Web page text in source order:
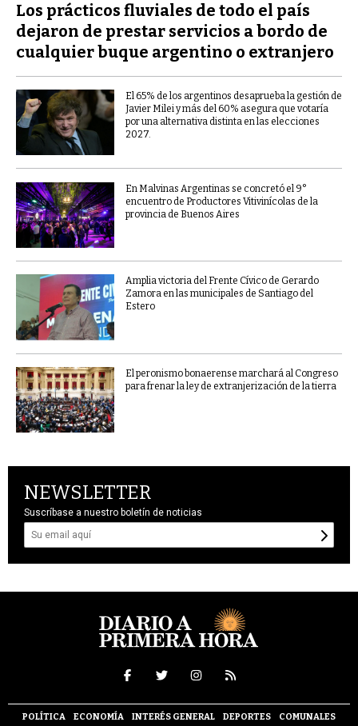
Los prácticos fluviales de todo el país
dejaron de prestar servicios a bordo de
cualquier buque argentino o extranjero
El 65% de los argentinos desaprueba la gestión de
Javier Milei y más del 60% asegura que votaría
por una alternativa distinta en las elecciones
2027.
En Malvinas Argentinas se concretó el 9°
encuentro de Productores Vitivinícolas de la
provincia de Buenos Aires
Amplia victoria del Frente Cívico de Gerardo
Zamora en las municipales de Santiago del
Estero
El peronismo bonaerense marchará al Congreso
para frenar la ley de extranjerización de la tierra
NEWSLETTER
Suscríbase a nuestro boletín de noticias
POLÍTICA ECONOMÍA INTERÉS GENERAL DEPORTES COMUNALES